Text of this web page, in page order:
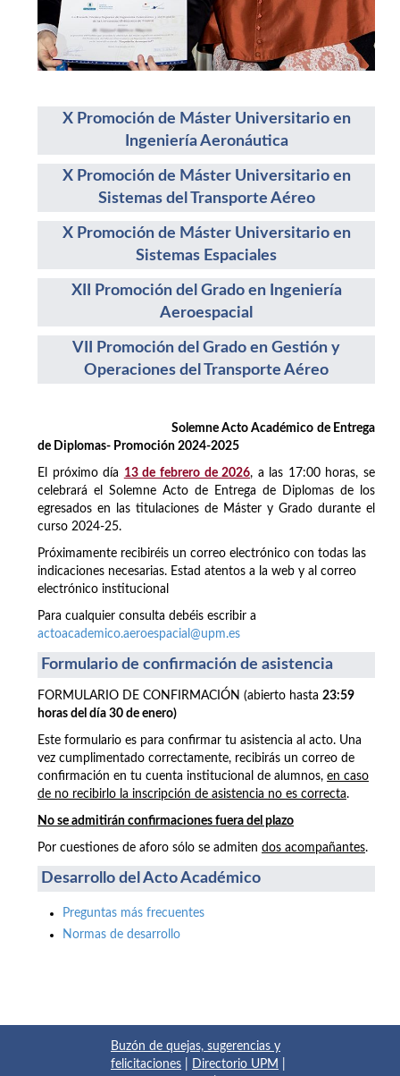
X Promoción de Máster Universitario en
Ingeniería Aeronáutica
X Promoción de Máster Universitario en
Sistemas del Transporte Aéreo
X Promoción de Máster Universitario en
Sistemas Espaciales
XII Promoción del Grado en Ingeniería
Aeroespacial
VII Promoción del Grado en Gestión y
Operaciones del Transporte Aéreo
Solemne Acto Académico de Entrega
de Diplomas- Promoción 2024-2025
El próximo día 13 de febrero de 2026, a las 17:00 horas, se
celebrará el Solemne Acto de Entrega de Diplomas de los
egresados en las titulaciones de Máster y Grado durante el
curso 2024-25.
Próximamente recibiréis un correo electrónico con todas las
indicaciones necesarias. Estad atentos a la web y al correo
electrónico institucional
Para cualquier consulta debéis escribir a
actoacademico.aeroespacial@upm.es
Formulario de confirmación de asistencia
FORMULARIO DE CONFIRMACIÓN (abierto hasta 23:59
horas del día 30 de enero)
Este formulario es para confirmar tu asistencia al acto. Una
vez cumplimentado correctamente, recibirás un correo de
confirmación en tu cuenta institucional de alumnos, en caso
de no recibirlo la inscripción de asistencia no es correcta.
No se admitirán confirmaciones fuera del plazo
Por cuestiones de aforo sólo se admiten dos acompañantes.
Desarrollo del Acto Académico
Preguntas más frecuentes
Normas de desarrollo
Buzón de quejas, sugerencias y
felicitaciones
Directorio UPM